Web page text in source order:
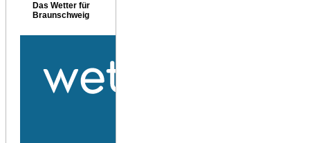
Das Wetter für
Braunschweig